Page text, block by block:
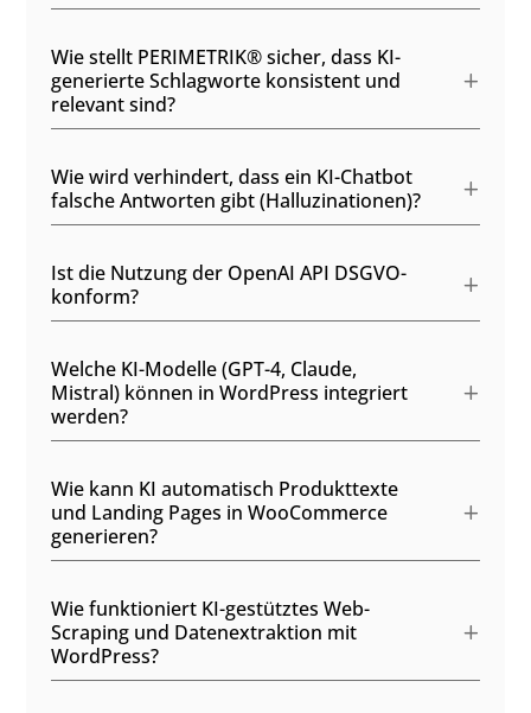
Wie stellt PERIMETRIK® sicher, dass KI-
generierte Schlagworte konsistent und
relevant sind?
Wie wird verhindert, dass ein KI-Chatbot
falsche Antworten gibt (Halluzinationen)?
Ist die Nutzung der OpenAI API DSGVO-
konform?
Welche KI-Modelle (GPT-4, Claude,
Mistral) können in WordPress integriert
werden?
Wie kann KI automatisch Produkttexte
und Landing Pages in WooCommerce
generieren?
Wie funktioniert KI-gestütztes Web-
Scraping und Datenextraktion mit
WordPress?